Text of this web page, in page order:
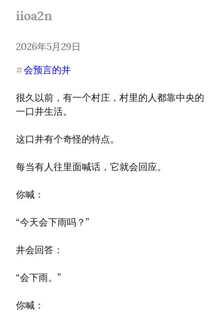
iioa2n
2026年5月29日
#会预言的井
很久以前，有一个村庄，村里的人都靠中央的
一口井生活。
这口井有个奇怪的特点。
每当有人往里面喊话，它就会回应。
你喊：
“今天会下雨吗？”
井会回答：
“会下雨。”
你喊：